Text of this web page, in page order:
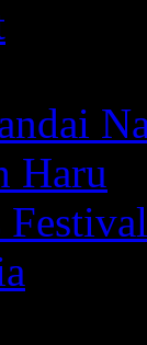
Haru
Festival